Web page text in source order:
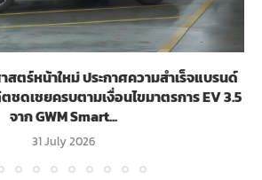
สตร์หน้าใหม่ ประกาศความสำเร็จแบรนด์
ดเชยครบตามเงื่อนไขมาตรการ EV 3.5
จาก GWM Smart...
31 July 2026